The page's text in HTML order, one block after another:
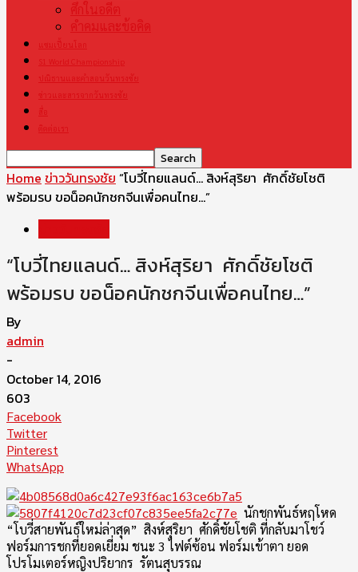
ศึกในอดีต
คำคมและข้อคิด
แชมเปี้ยนโลก
S1 World Championship
ปณิธานและคำสอนวันทรงชัย
ข่าวและสารจากวันทรงชัย
สื่อ
ติดต่อเรา
Home ข่าววันทรงชัย “โบวี่ไทยแลนด์… สิงห์สุริยา ศักดิ์ชัยโชติ
พร้อมรบ ขอน็อคนักชกจีนเพื่อคนไทย…”
“โบวี่ไทยแลนด์… สิงห์สุริยา ศักดิ์ชัยโชติ
พร้อมรบ ขอน็อคนักชกจีนเพื่อคนไทย…”
By
admin
-
October 14, 2016
603
Facebook
Twitter
Pinterest
WhatsApp
นักชกพันธ์หฤโหด
“โบวี่สายพันธ์ใหม่ล่าสุด” สิงห์สุริยา ศักดิ์ชัยโชติ ที่กลับมาโชว์
ฟอร์มการชกที่ยอดเยี่ยม ชนะ 3 ไฟต์ซ้อน ฟอร์มเข้าตา ยอด
โปรโมเตอร์หญิงปริยากร รัตนสุบรรณ